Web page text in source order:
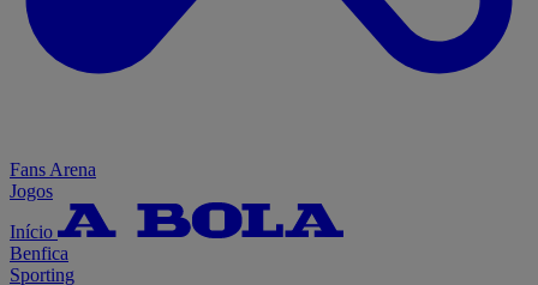
Fans Arena
Jogos
Início
Benfica
Sporting